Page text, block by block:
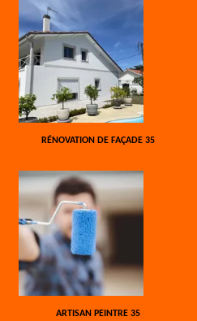
RÉNOVATION DE FAÇADE 35
ARTISAN PEINTRE 35